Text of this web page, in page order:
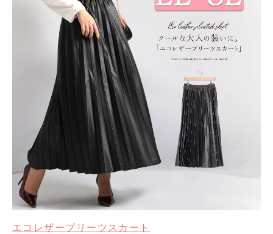
エコレザープリーツスカート